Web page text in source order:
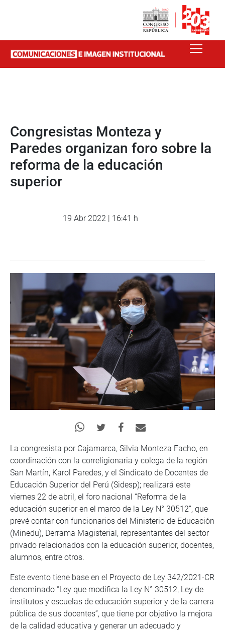
Congresistas Monteza y
Paredes organizan foro sobre la
reforma de la educación
superior
19 Abr 2022 | 16:41 h
La congresista por Cajamarca, Silvia Monteza Facho, en
coordinación con la correligionaria y colega de la región
San Martín, Karol Paredes, y el Sindicato de Docentes de
Educación Superior del Perú (Sidesp); realizará este
viernes 22 de abril, el foro nacional “Reforma de la
educación superior en el marco de la Ley N° 30512”, que
prevé contar con funcionarios del Ministerio de Educación
(Minedu), Derrama Magisterial, representantes del sector
privado relacionados con la educación superior, docentes,
alumnos, entre otros.
Este evento tiene base en el Proyecto de Ley 342/2021-CR
denominado “Ley que modifica la Ley N° 30512, Ley de
institutos y escuelas de educación superior y de la carrera
pública de sus docentes”, que tiene por objetivo la mejora
de la calidad educativa y generar un adecuado y